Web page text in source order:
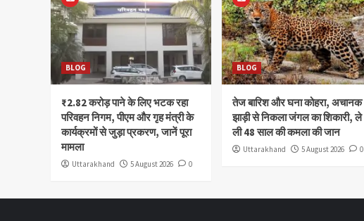
BLOG
₹2.82 करोड़ पाने के लिए भटक रहा
परिवहन निगम, पीएम और गृह मंत्री के
कार्यक्रमों से जुड़ा प्रकरण, जानें पूरा
मामला
Uttarakhand 5 August 2026 0
BLOG
तेज बारिश और घना कोहरा, अचानक
झाड़ी से निकला जंगल का शिकारी, ले
ली 48 साल की कमला की जान
Uttarakhand 5 August 2026 0